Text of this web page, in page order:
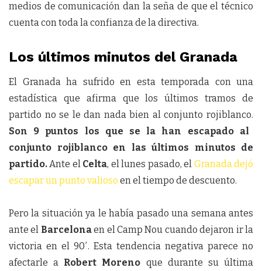
medios de comunicación dan la seña de que el técnico
cuenta con toda la confianza de la directiva.
Los últimos minutos del Granada
El Granada ha sufrido en esta temporada con una
estadística que afirma que los últimos tramos de
partido no se le dan nada bien al conjunto rojiblanco.
Son 9 puntos los que se la han escapado al
conjunto rojiblanco en las últimos minutos de
partido.Ante el Celta, el lunes pasado, el Granada dejó
escapar un punto valioso en el tiempo de descuento.
Pero la situación ya le había pasado una semana antes
ante el Barcelonaen el Camp Nou cuando dejaron ir la
victoria en el 90′. Esta tendencia negativa parece no
afectarle a Robert Moreno que durante su última